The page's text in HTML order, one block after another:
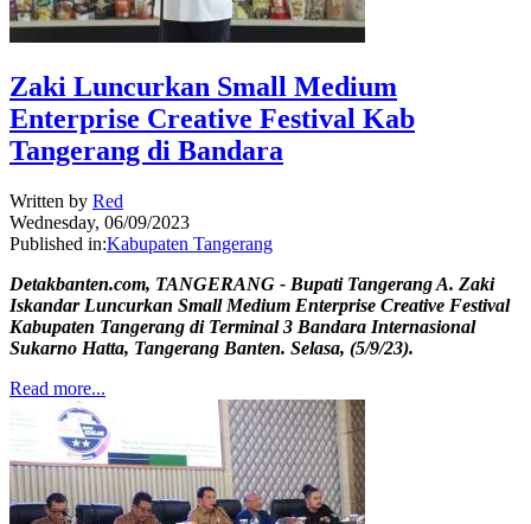
Zaki Luncurkan Small Medium
Enterprise Creative Festival Kab
Tangerang di Bandara
Written by Red
Wednesday, 06/09/2023
Published in:Kabupaten Tangerang
Detakbanten.com, TANGERANG - Bupati Tangerang A. Zaki
Iskandar Luncurkan Small Medium Enterprise Creative Festival
Kabupaten Tangerang di Terminal 3 Bandara Internasional
Sukarno Hatta, Tangerang Banten. Selasa, (5/9/23).
Read more...